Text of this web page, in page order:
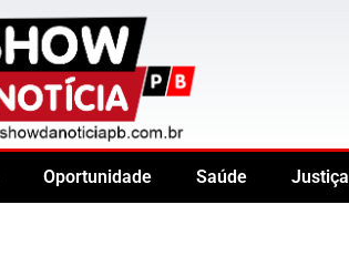
Oportunidade Saúde Justiça